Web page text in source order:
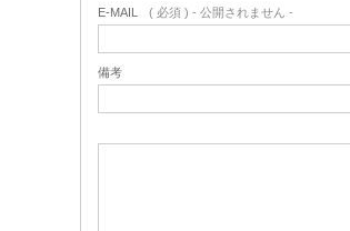
E-MAIL ( 必須 ) - 公開されません -
備考